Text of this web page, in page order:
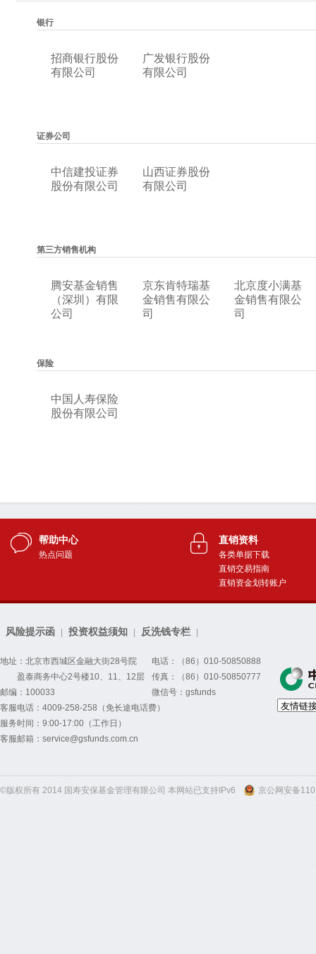
帮助中心
热点问题
直销资料
各类单据下载
直销交易指南
直销资金划转账户
风险提示函 投资权益须知 反洗钱专栏
地址：北京市西城区金融大街28号院
盈泰商务中心2号楼10、11、12层
邮编：100033
电话：（86）010-50850888
传真：（86）010-50850777
微信号：gsfunds
客服电话：4009-258-258（免长途电话费）
服务时间：9:00-17:00（工作日）
客服邮箱：service@gsfunds.com.cn
©版权所有 2014 国寿安保基金管理有限公司 本网站已支持IPv6 京公网安备